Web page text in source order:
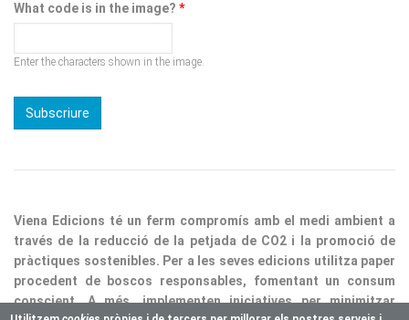
Enter the characters shown in the image.
pràctiques sostenibles. Per a les seves edicions utilitza paper
procedent de boscos responsables, fomentant un consum
conscient. A més, implementen iniciatives per minimitzar
residus i optimitzar processos, consolidant així la nostra
responsabilitat ecològica.